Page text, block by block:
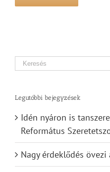
Search
Legutóbbi bejegyzések
Idén nyáron is
Református
Nagy érdeklődés